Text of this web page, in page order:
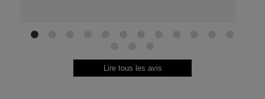
1
Lire tous les avis